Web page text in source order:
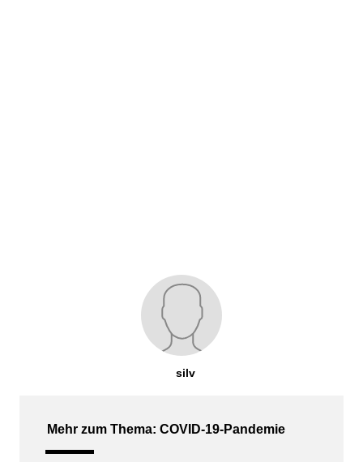
silv
Mehr zum Thema: COVID-19-Pandemie